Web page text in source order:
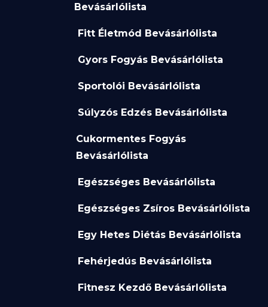
Bevásárlólista
Fitt Életmód Bevásárlólista
Gyors Fogyás Bevásárlólista
Sportolói Bevásárlólista
Súlyzós Edzés Bevásárlólista
Cukormentes Fogyás
Bevásárlólista
Egészséges Bevásárlólista
Egészséges Zsíros Bevásárlólista
Egy Hetes Diétás Bevásárlólista
Fehérjedús Bevásárlólista
Fitnesz Kezdő Bevásárlólista